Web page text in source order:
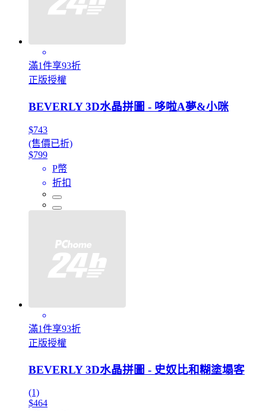
滿1件享93折
正版授權
BEVERLY 3D水晶拼圖 - 哆啦A夢&小咪
$743
(售價已折)
$799
P幣
折扣
滿1件享93折
正版授權
BEVERLY 3D水晶拼圖 - 史奴比和糊塗塌客
(1)
$464